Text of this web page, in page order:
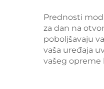
Prednosti
za dan na
poboljšavaju
vaša uređaja
vašeg opreme